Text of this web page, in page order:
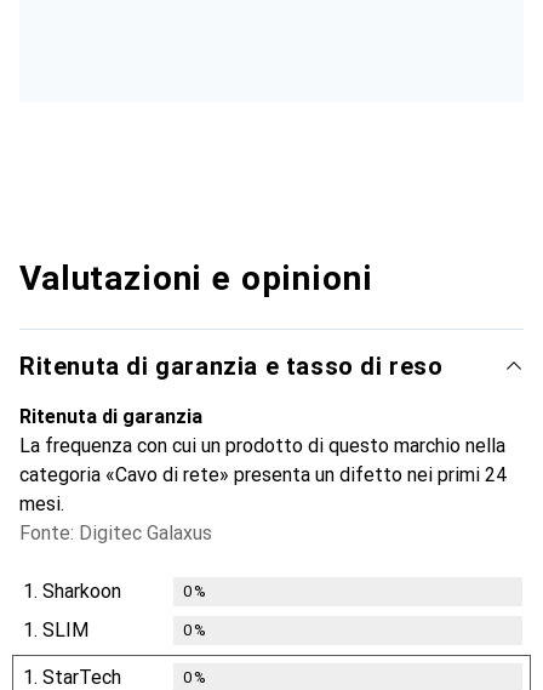
Valutazioni e opinioni
Ritenuta di garanzia e tasso di reso
Ritenuta di garanzia
La frequenza con cui un prodotto di questo marchio nella
categoria «Cavo di rete» presenta un difetto nei primi 24
mesi.
Fonte: Digitec Galaxus
1. Sharkoon 0%
1. SLIM 0%
1. StarTech 0%